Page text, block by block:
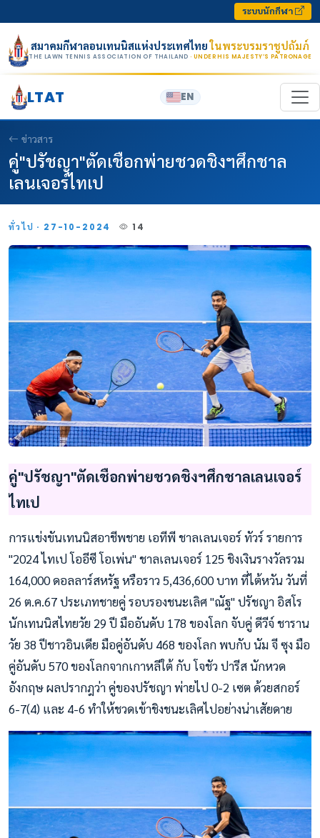
ระบบนักกีฬา
สมาคมกีฬาลอนเทนนิสแห่งประเทศไทยในพระบรมราชูปถัมภ์
THE LAWN TENNIS ASSOCIATION OF THAILAND · UNDER HIS MAJESTY’S PATRONAGE
LTAT EN
ข่าวสาร
คู่"ปรัชญา"ตัดเชือกพ่ายชวดชิงฯศึกชาล
เลนเจอร์ไทเป
ทั่วไป · 27-10-2024 14
คู่"ปรัชญา"ตัดเชือกพ่ายชวดชิงฯศึกชาลเลนเจอร์
ไทเป
การแข่งขันเทนนิสอาชีพชาย เอทีพี ชาลเลนเจอร์ ทัวร์ รายการ
"2024 ไทเป โออีซี โอเพ่น" ชาลเลนเจอร์ 125 ชิงเงินรางวัลรวม
164,000 ดอลลาร์สหรัฐ หรือราว 5,436,600 บาท ที่ไต้หวัน วันที่
26 ต.ค.67 ประเภทชายคู่ รอบรองชนะเลิศ "ณัฐ" ปรัชญา อิสโร
นักเทนนิสไทยวัย 29 ปี มืออันดับ 178 ของโลก จับคู่ ดีวีจ์ ชาราน
วัย 38 ปีชาวอินเดีย มือคู่อันดับ 468 ของโลก พบกับ นัม จี ซุง มือ
คู่อันดับ 570 ของโลกจากเกาหลีใต้ กับ โจชัว ปารีส นักหวด
อังกฤษ ผลปรากฎว่า คู่ของปรัชญา พ่ายไป 0-2 เซต ด้วยสกอร์
6-7(4) และ 4-6 ทำให้ชวดเข้าชิงชนะเลิศไปอย่างน่าเสัยดาย